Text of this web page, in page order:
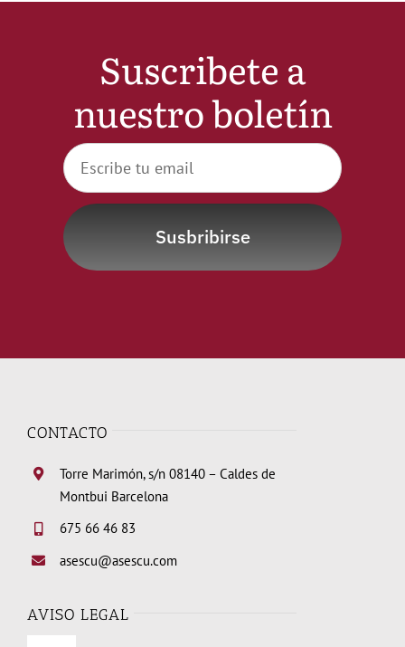
Suscribete a
nuestro boletín
Susbribirse
CONTACTO
Torre Marimón, s/n 08140 – Caldes de
Montbui Barcelona
675 66 46 83
asescu@asescu.com
AVISO LEGAL